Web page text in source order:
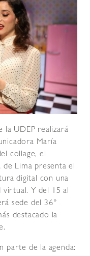
UDEP realizará
María
collage, el
de Lima presenta el
digital con una
virtual. Y del 15 al
sede del 36°
destacado la
parte de la agenda: